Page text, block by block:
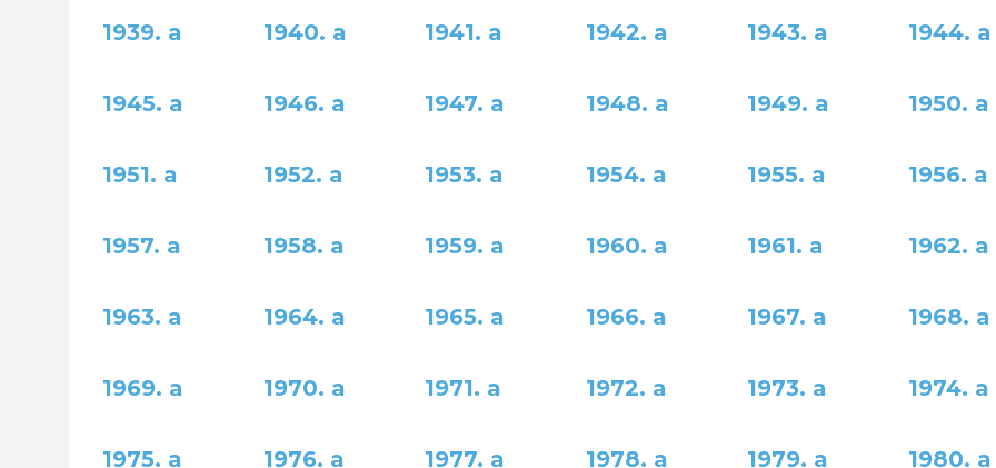
1939. a 1940. a 1941. a 1942. a 1943. a 1944. a
1945. a 1946. a 1947. a 1948. a 1949. a 1950. a
1951. a 1952. a 1953. a 1954. a 1955. a 1956. a
1957. a 1958. a 1959. a 1960. a 1961. a 1962. a
1963. a 1964. a 1965. a 1966. a 1967. a 1968. a
1969. a 1970. a 1971. a 1972. a 1973. a 1974. a
1975. a 1976. a 1977. a 1978. a 1979. a 1980. a